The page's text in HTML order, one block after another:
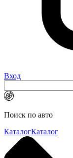
Вход
Поиск по авто
КаталогКаталог